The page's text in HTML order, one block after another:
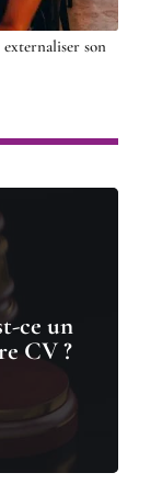
son
ce un
CV ?